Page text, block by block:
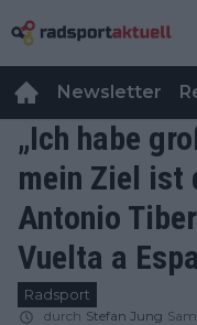
Newsletter
„Ich habe
mein Ziel ist
Antonio
Vuelta a
Radsport
durch Stefan Jung